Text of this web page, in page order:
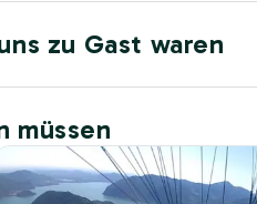
zu Gast waren
müssen